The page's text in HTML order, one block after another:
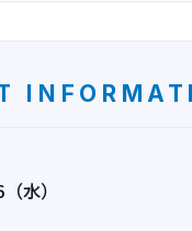
水）